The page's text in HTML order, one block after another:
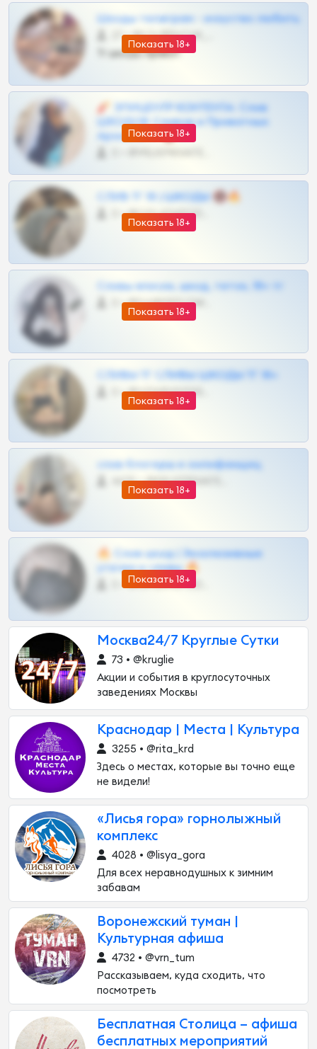
Показать 18+
Шкоды телеграм - искуство любить
27 •
Тг шкоды приват
Показать 18+
🧨 ЭПИЦЕНТР КОНТЕНТА: Слив
ШКОДОВ Сливов и Приватных
Архивов ТГ 🔞💎
Показать 18+
СЛИВ ТГ 18 | ШКОДЫ 🔞🔥
0 •
Показать 18+
Сливы вписок, шкод, теток, 18+ тг
0 •
Показать 18+
СЛИВЫ ТГ СЛИВЫ ШКОДЫ ТГ 18+
0 •
Показать 18+
слив блогерш и онлифанщиц
4675 •
Показать 18+
🔥 Слив шкод | Эксклюзивные
утечки и сливы 🔥
0 •
Москва24/7 Круглые Сутки
73 • @kruglie
Акции и события в круглосуточных
заведениях Москвы
Краснодар | Места | Культура
3255 • @rita_krd
Здесь о местах, которые вы точно еще
не видели!
«Лисья гора» горнолыжный
комплекс
4028 • @lisya_gora
Для всех неравнодушных к зимним
забавам
Воронежский туман |
Культурная афиша
4732 • @vrn_tum
Рассказываем, куда сходить, что
посмотреть
Бесплатная Столица – афиша
бесплатных мероприятий